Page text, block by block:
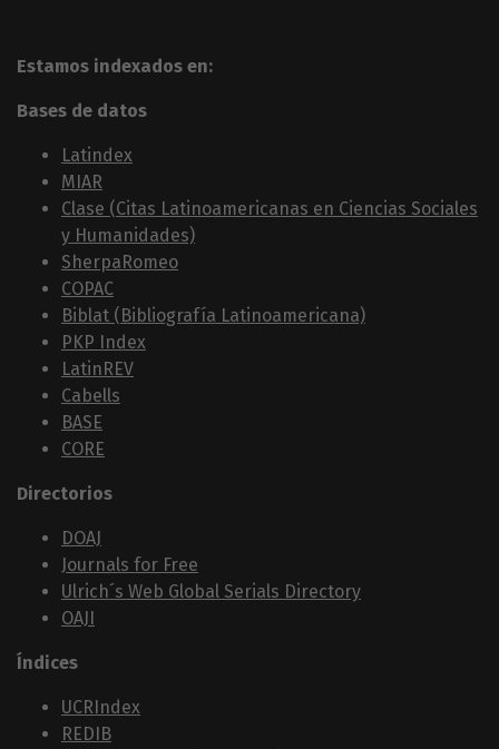
Estamos indexados en:
Bases de datos
Latindex
MIAR
Clase (Citas Latinoamericanas en Ciencias Sociales
y Humanidades)
SherpaRomeo
COPAC
Biblat (Bibliografía Latinoamericana)
PKP Index
LatinREV
Cabells
BASE
CORE
Directorios
DOAJ
Journals for Free
Ulrich´s Web Global Serials Directory
OAJI
Índices
UCRIndex
REDIB